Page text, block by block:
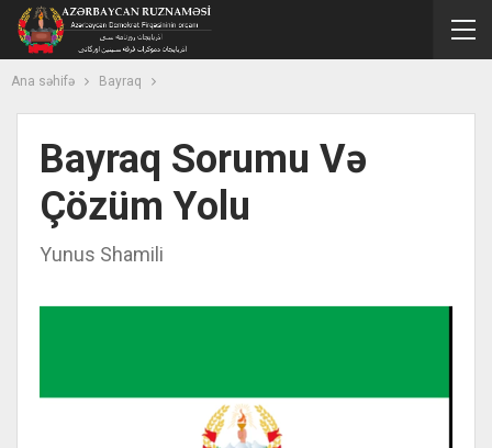
Ana səhifə Bayraq
Bayraq Sorumu Və
Çözüm Yolu
Yunus Shamili